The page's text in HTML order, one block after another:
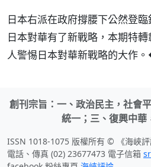
日本右派在政府撐腰下公然登
日本對華有了新戰略，本期特
人警惕日本對華新戰略的大作
創刊宗旨：一、政治民主，社會
統一；三、復興中華
ISSN 1018-1075 版權所有 © 《海峽
電話、傳真 (02) 23677473 電子信箱